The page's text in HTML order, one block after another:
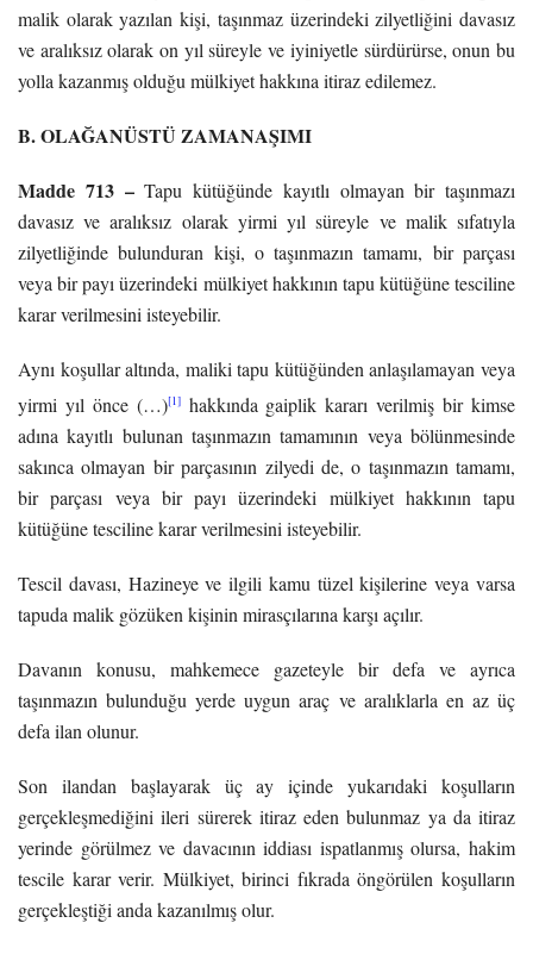
malik olarak yazılan kişi, taşınmaz üzerindeki zilyetliğini davasız
ve aralıksız olarak on yıl süreyle ve iyiniyetle sürdürürse, onun bu
yolla kazanmış olduğu mülkiyet hakkına itiraz edilemez.
B. OLAĞANÜSTÜ ZAMANAŞIMI
Madde 713 –Tapu kütüğünde kayıtlı olmayan bir taşınmazı
davasız ve aralıksız olarak yirmi yıl süreyle ve malik sıfatıyla
zilyetliğinde bulunduran kişi, o taşınmazın tamamı, bir parçası
veya bir payı üzerindeki mülkiyet hakkının tapu kütüğüne tesciline
karar verilmesini isteyebilir.
Aynı koşullar altında, maliki tapu kütüğünden anlaşılamayan veya
yirmi yıl önce (…)[1]hakkında gaiplik kararı verilmiş bir kimse
adına kayıtlı bulunan taşınmazın tamamının veya bölünmesinde
sakınca olmayan bir parçasının zilyedi de, o taşınmazın tamamı,
bir parçası veya bir payı üzerindeki mülkiyet hakkının tapu
kütüğüne tesciline karar verilmesini isteyebilir.
Tescil davası, Hazineye ve ilgili kamu tüzel kişilerine veya varsa
tapuda malik gözüken kişinin mirasçılarına karşı açılır.
Davanın konusu, mahkemece gazeteyle bir defa ve ayrıca
taşınmazın bulunduğu yerde uygun araç ve aralıklarla en az üç
defa ilan olunur.
Son ilandan başlayarak üç ay içinde yukarıdaki koşulların
gerçekleşmediğini ileri sürerek itiraz eden bulunmaz ya da itiraz
yerinde görülmez ve davacının iddiası ispatlanmış olursa, hakim
tescile karar verir. Mülkiyet, birinci fıkrada öngörülen koşulların
gerçekleştiği anda kazanılmış olur.